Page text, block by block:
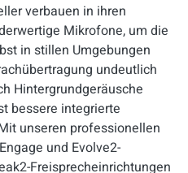
verbauen in ihren
Mikrofone, um die
in stillen Umgebungen
undeutlich
Hintergrundgeräusche
bessere integrierte
unseren professionellen
und Evolve2-
Freisprecheinrichtungen